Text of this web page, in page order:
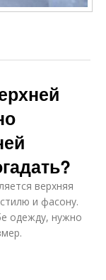
верхняя
и фасону.
одежду, нужно